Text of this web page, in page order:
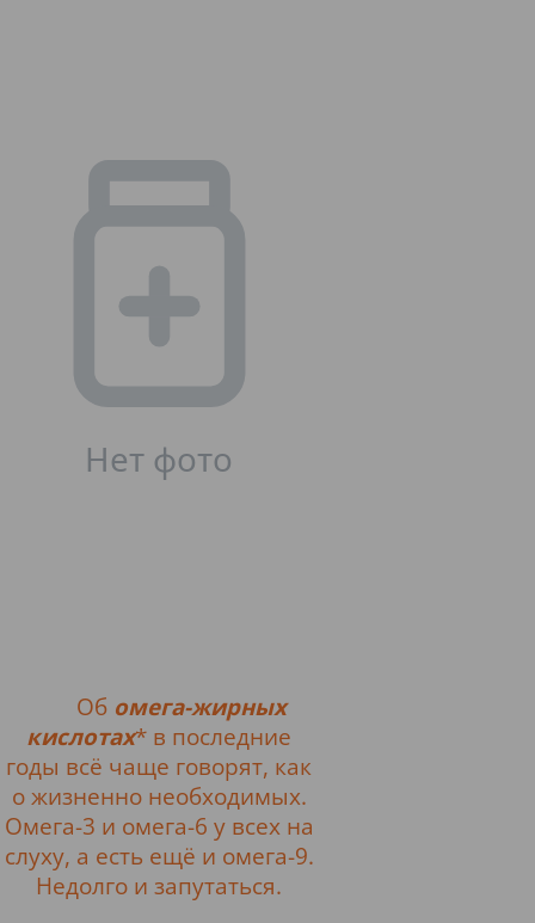
Об омега-жирных
кислотах* в последние
годы всё чаще говорят, как
о жизненно необходимых.
Омега-3 и омега-6 у всех на
слуху, а есть ещё и омега-9.
Недолго и запутаться.